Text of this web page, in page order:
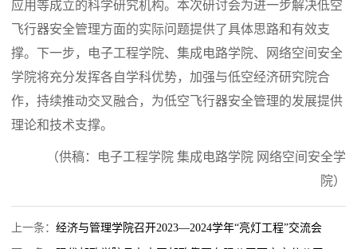
应用等成立的科学研究机构。本次研讨会为进一步解决低空
飞行器安全管理方面的实际问题提供了具体思路和有效支
撑。下一步，电子工程学院、 集成电路学院、网络空间安全
学院将充分发挥各自学科优势，加强与低空经济研究院合
作，持续推动交叉融合，为低空飞行器安全管理的发展提供
理论和技术支撑。
（供稿：电子工程学院 集成电路学院 网络空间安全学
院）
上一条： 经济与管理学院召开2023—2024学年“亮灯工程”交流会